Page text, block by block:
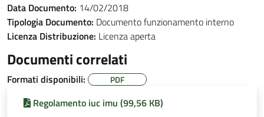
Data Documento: 14/02/2018
Tipologia Documento: Documento funzionamento interno
Licenza Distribuzione: Licenza aperta
Documenti correlati
Formati disponibili: PDF
Regolamento iuc imu (99,56 KB)